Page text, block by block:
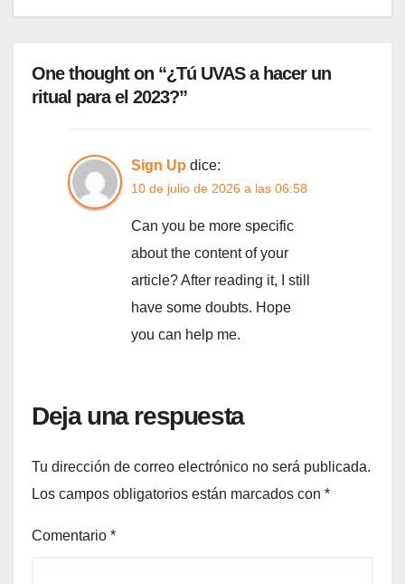
One thought on “¿Tú UVAS a hacer un
ritual para el 2023?”
Sign Up dice:
10 de julio de 2026 a las 06:58
Can you be more specific
about the content of your
article? After reading it, I still
have some doubts. Hope
you can help me.
Deja una respuesta
Tu dirección de correo electrónico no será publicada.
Los campos obligatorios están marcados con *
Comentario *